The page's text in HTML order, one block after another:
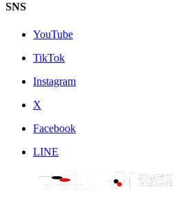
SNS
YouTube
TikTok
Instagram
X
Facebook
LINE